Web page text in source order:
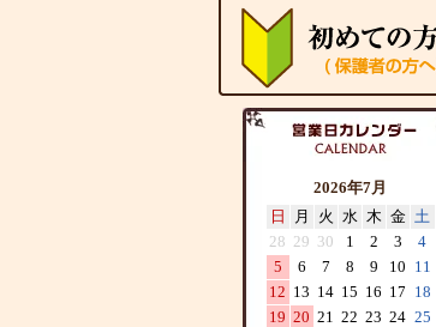
2026年7月
日
月 火 水 木 金 土
28 29 30 1 2 3
4
5
6 7 8 9 10 11
12 13 14 15 16 17 18
19 20 21 22 23 24 25